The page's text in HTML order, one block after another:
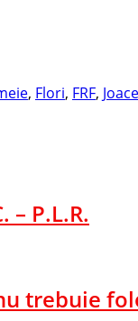
, Flori, FRF, Joace
P.L.R.
trebuie